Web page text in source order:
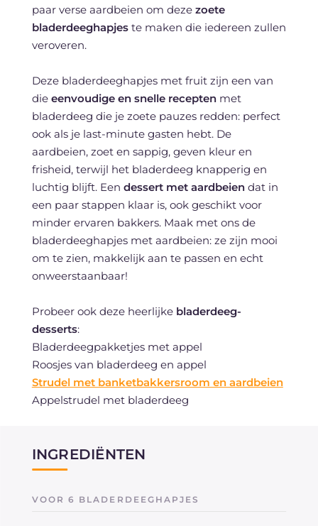
paar verse aardbeien om deze zoete
bladerdeeghapjeste maken die iedereen zullen
veroveren.
Deze bladerdeeghapjes met fruit zijn een van
die eenvoudige en snelle receptenmet
bladerdeeg die je zoete pauzes redden: perfect
ook als je last-minute gasten hebt. De
aardbeien, zoet en sappig, geven kleur en
frisheid, terwijl het bladerdeeg knapperig en
luchtig blijft. Een dessert met aardbeiendat in
een paar stappen klaar is, ook geschikt voor
minder ervaren bakkers. Maak met ons de
bladerdeeghapjes met aardbeien: ze zijn mooi
om te zien, makkelijk aan te passen en echt
onweerstaanbaar!
Probeer ook deze heerlijkebladerdeeg-
desserts:
Bladerdeegpakketjes met appel
Roosjes van bladerdeeg en appel
Strudel met banketbakkersroom en aardbeien
Appelstrudel met bladerdeeg
INGREDIËNTEN
VOOR 6 BLADERDEEGHAPJES